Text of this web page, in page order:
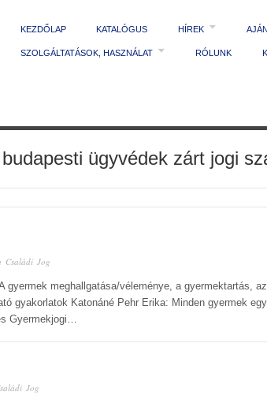
KEZDŐLAP KATALÓGUS HÍREK
SZOLGÁLTATÁSOK, HASZNÁLAT RÓLUNK
ügyvédek zárt jogi
Családi Jog
gyermek meghallgatása/véleménye, a gyermektartás,
gyakorlatok Katonáné Pehr Erika: Minden gyermek
Gyermekjogi…
Jog